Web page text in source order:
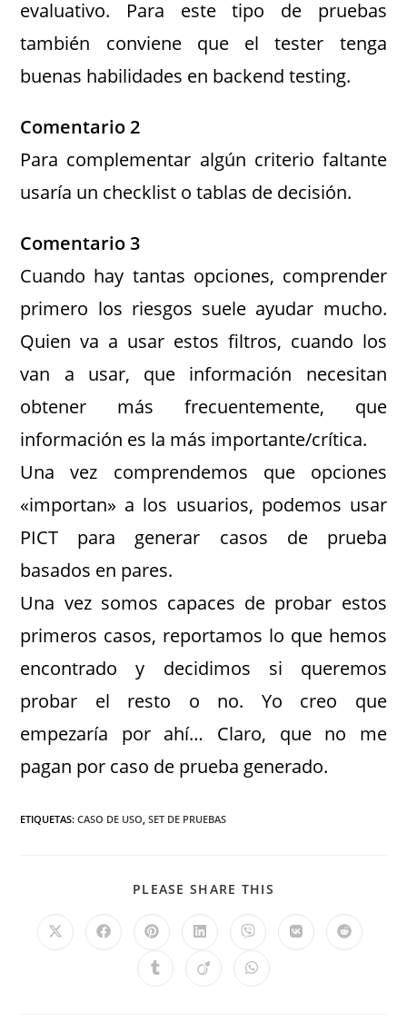
evaluativo. Para este tipo de pruebas
también conviene que el tester tenga
buenas habilidades en backend testing.
Comentario 2
Para complementar algún criterio faltante
usaría un checklist o tablas de decisión.
Comentario 3
Cuando hay tantas opciones, comprender
primero los riesgos suele ayudar mucho.
Quien va a usar estos filtros, cuando los
van a usar, que información necesitan
obtener más frecuentemente, que
información es la más importante/crítica.
Una vez comprendemos que opciones
«importan» a los usuarios, podemos usar
PICT para generar casos de prueba
basados en pares.
Una vez somos capaces de probar estos
primeros casos, reportamos lo que hemos
encontrado y decidimos si queremos
probar el resto o no. Yo creo que
empezaría por ahí… Claro, que no me
pagan por caso de prueba generado.
ETIQUETAS:CASO DE USO, SET DE PRUEBAS
PLEASE SHARE THIS